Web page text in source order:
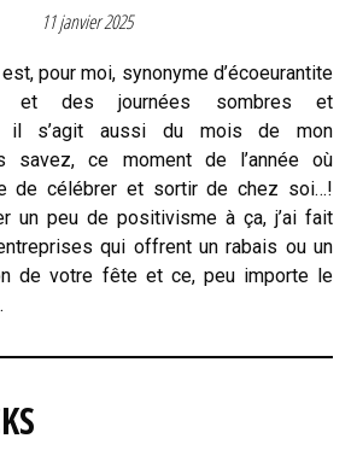
11 janvier 2025
et des journées sombres et
il s’agit aussi du mois de mon
savez, ce moment de l’année où
de célébrer et sortir de chez soi…!
un peu de positivisme à ça, j’ai fait
qui offrent un rabais ou un
de votre fête et ce, peu importe le